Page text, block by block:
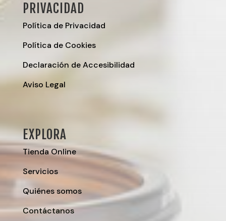
PRIVACIDAD
Política de Privacidad
Política de Cookies
Declaración de Accesibilidad
Aviso Legal
EXPLORA
Tienda Online
Servicios
Quiénes somos
Contáctanos